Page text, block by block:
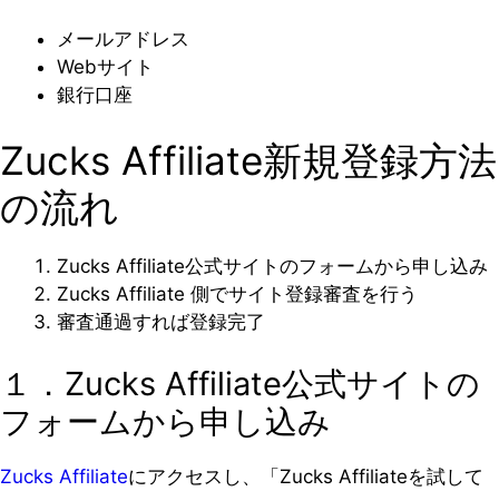
メールアドレス
Webサイト
銀行口座
Zucks Affiliate新規登録方法
の流れ
Zucks Affiliate公式サイトのフォームから申し込み
Zucks Affiliate 側でサイト登録審査を行う
審査通過すれば登録完了
１．Zucks Affiliate公式サイトの
フォームから申し込み
Zucks Affiliateにアクセスし、「Zucks Affiliateを試して